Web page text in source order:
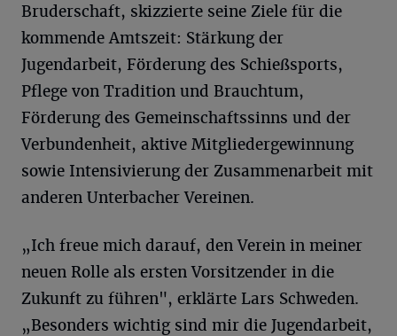
Bruderschaft, skizzierte seine Ziele für die
kommende Amtszeit: Stärkung der
Jugendarbeit, Förderung des Schießsports,
Pflege von Tradition und Brauchtum,
Förderung des Gemeinschaftssinns und der
Verbundenheit, aktive Mitgliedergewinnung
sowie Intensivierung der Zusammenarbeit mit
anderen Unterbacher Vereinen.
„Ich freue mich darauf, den Verein in meiner
neuen Rolle als ersten Vorsitzender in die
Zukunft zu führen", erklärte Lars Schweden.
„Besonders wichtig sind mir die Jugendarbeit,